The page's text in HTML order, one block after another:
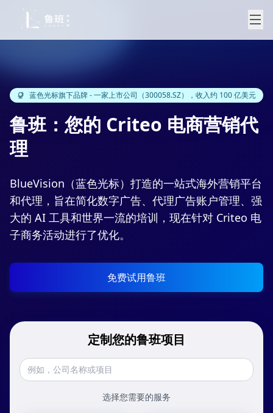
蓝色光标旗下品牌 - 一家上市公司（300058.SZ），收入约 100 亿美元
鲁班：您的 Criteo 电商营销代
理
BlueVision（蓝色光标）打造的一站式海外营销平台
和代理，旨在简化数字广告、代理广告账户管理、强
大的 AI 工具和世界一流的培训，现在针对 Criteo 电
子商务活动进行了优化。
免费试用鲁班
定制您的鲁班项目
选择您需要的服务